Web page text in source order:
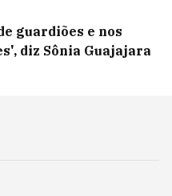
guardiões e nos
diz Sônia Guajajara